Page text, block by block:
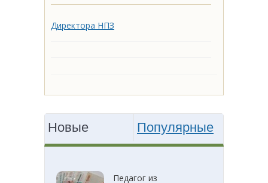
Директора НПЗ
Новые Популярные
Педагог из